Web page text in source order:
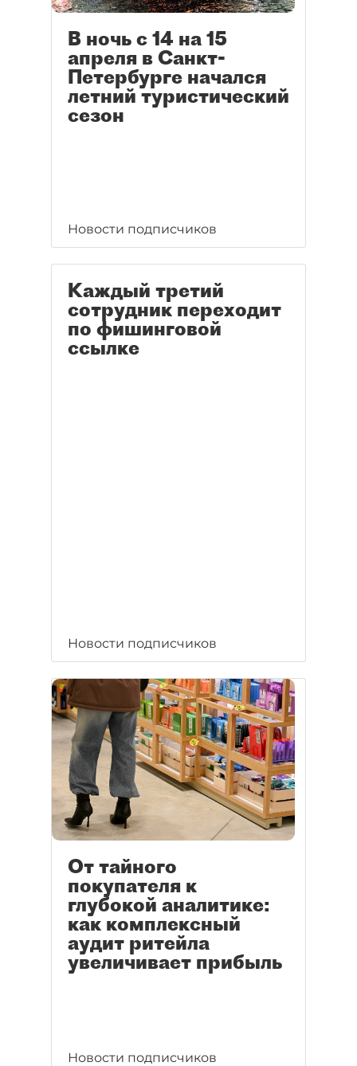
В ночь с 14 на 15
апреля в Санкт-
Петербурге начался
летний туристический
сезон
Новости подписчиков
Каждый третий
сотрудник переходит
по фишинговой
ссылке
Новости подписчиков
От тайного
покупателя к
глубокой аналитике:
как комплексный
аудит ритейла
увеличивает прибыль
Новости подписчиков